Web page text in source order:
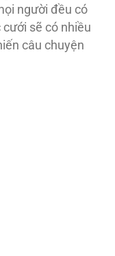
người đều có
sẽ có nhiều
câu chuyện